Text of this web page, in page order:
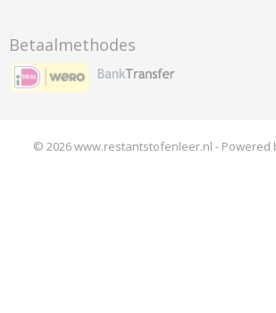
Betaalmethodes
© 2026 www.restantstofenleer.nl - Powered